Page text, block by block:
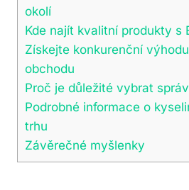
okolí
Kde najít kvalitní produkty s
Získejte konkurenční
obchodu
Proč je důležité vybrat
Podrobné informace o
trhu
Závěrečné myšlenky